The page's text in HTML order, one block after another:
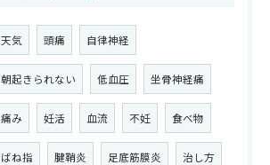
天気 頭痛 自律神経
朝起きられない 低血圧 坐骨神経痛
痛み 妊活 血流 不妊 食べ物
ばね指 腱鞘炎 足底筋膜炎 治し方